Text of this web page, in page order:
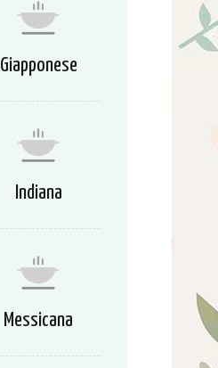
Giapponese
Indiana
Messicana